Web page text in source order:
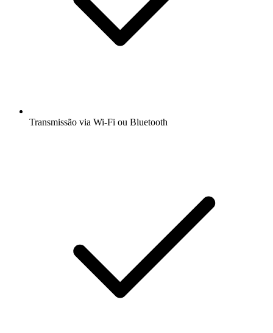
Transmissão via Wi-Fi ou Bluetooth